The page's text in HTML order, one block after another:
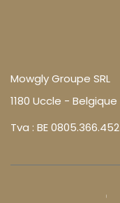
Mowgly Groupe SRL
1180 Uccle - Belgique
Tva : BE 0805.366.452